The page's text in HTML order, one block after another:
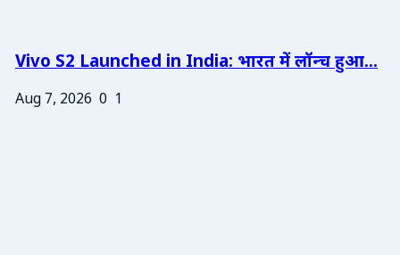
Vivo S2 Launched in India: भारत में लॉन्च हुआ...
Aug 7, 2026 0 1